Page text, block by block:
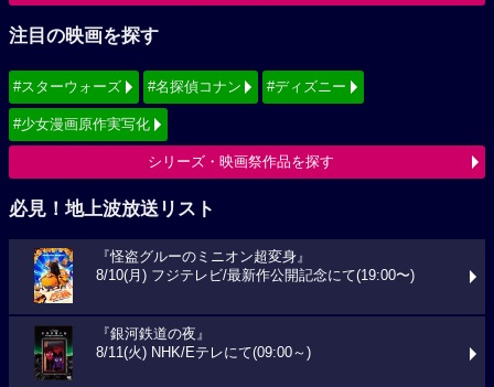
注目の映画を探す
#スターウォーズ #名探偵コナン #ディズニー
#少女漫画原作実写化
シリーズ・映画祭作品を探す
必見！地上波放送リスト
『怪盗グルーのミニオン超変身』
8/10(月) フジテレビ/最新作公開記念にて(19:00〜)
『銀河鉄道の夜』
8/11(火) NHK/Eテレにて(09:00～)